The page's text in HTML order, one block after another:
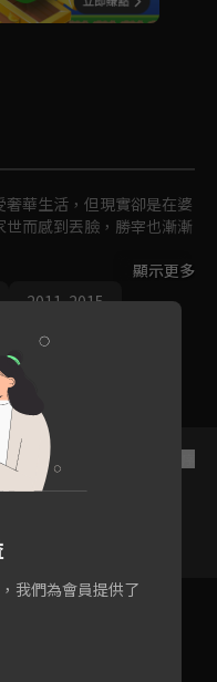
華生活，但現實卻是在婆
而感到丟臉，勝宰也漸漸
發現老公與 BJ 集團繼承
持她，希望能給她真正的
顯示更多
2011-2015
韓多敏
40 41
我們為會員提供了